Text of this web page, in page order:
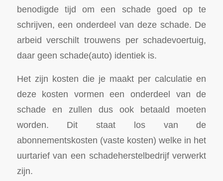
benodigde tijd om een schade goed op te
schrijven, een onderdeel van deze schade. De
arbeid verschilt trouwens per schadevoertuig,
daar geen schade(auto) identiek is.
Het zijn kosten die je maakt per calculatie en
deze kosten vormen een onderdeel van de
schade en zullen dus ook betaald moeten
worden. Dit staat los van de
abonnementskosten (vaste kosten) welke in het
uurtarief van een schadeherstelbedrijf verwerkt
zijn.